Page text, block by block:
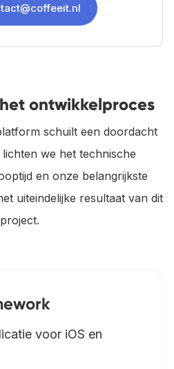
ontwikkelproces
schuilt een doordacht
we het technische
en onze belangrijkste
uiteindelijke resultaat van dit
project.
voor iOS en